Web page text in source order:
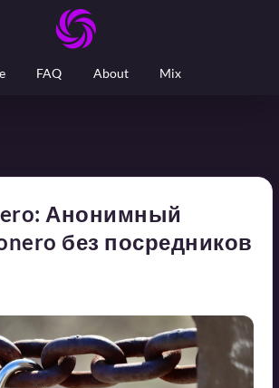
FAQ About Mix
Анонимный
без посредников